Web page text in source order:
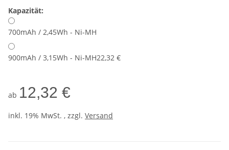
Kapazität:
700mAh / 2,45Wh - Ni-MH
900mAh / 3,15Wh - Ni-MH22,32 €
ab 12,32 €
inkl. 19% MwSt. , zzgl. Versand